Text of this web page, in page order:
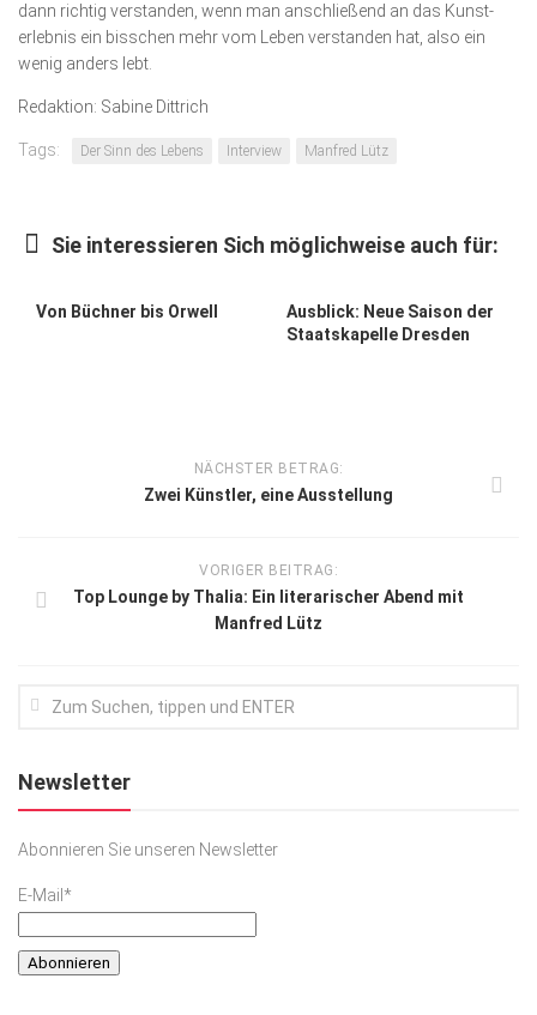
dann richtig verstanden, wenn man anschließend an das Kunst­
erlebnis ein bisschen mehr vom Leben verstanden hat, also ein
wenig anders lebt.
Redaktion: Sabine Dittrich
Tags: Der Sinn des Lebens Interview Manfred Lütz
Sie interessieren Sich möglichweise auch für:
Von Büchner bis Orwell
Ausblick: Neue Saison der
Staatskapelle Dresden
NÄCHSTER BETRAG:
Zwei Künstler, eine Ausstellung
VORIGER BEITRAG:
Top Lounge by Thalia: Ein literarischer Abend mit
Manfred Lütz
Newsletter
Abonnieren Sie unseren Newsletter
E-Mail*